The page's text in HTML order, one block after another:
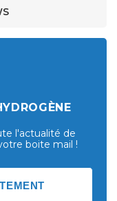
l'actualité de
boite mail !